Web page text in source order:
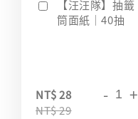
【汪汪隊】抽籤
筒面紙｜40抽
NT$ 28
NT$ 29
- +